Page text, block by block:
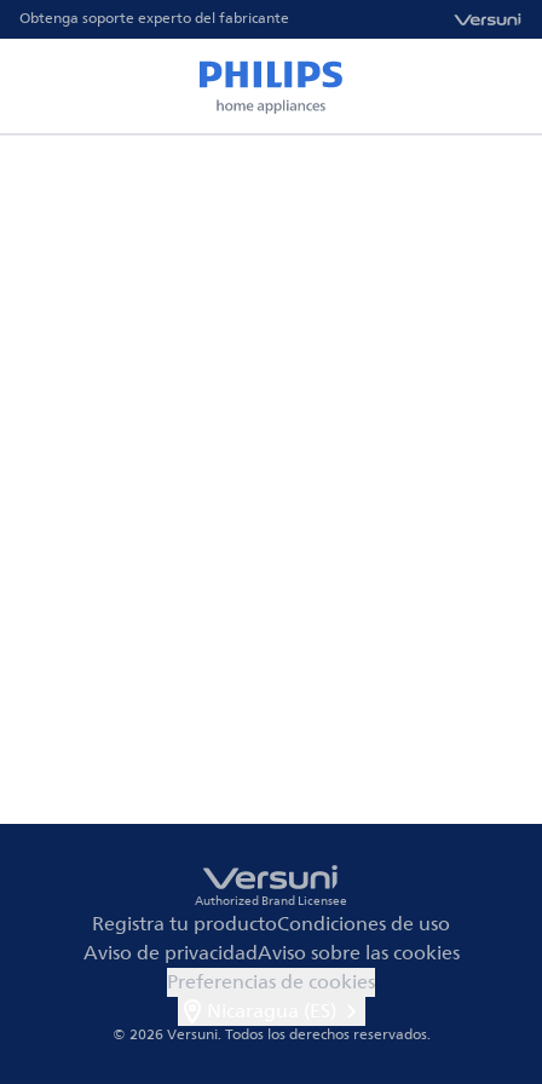
Obtenga soporte experto del fabricante
Authorized Brand Licensee
Registra tu productoCondiciones de uso
Aviso de privacidadAviso sobre las cookies
Preferencias de cookies
© 2026 Versuni.Todos los derechos reservados.